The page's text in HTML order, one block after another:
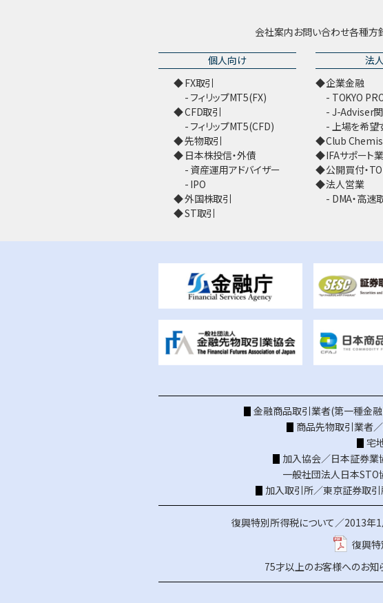
会社案内お問い合わせ各種方
個人向け
FX取引
フィリップMT5(FX)
CFD取引
フィリップMT5(CFD)
先物取引
日本株投信・外債
資産運用アドバイザー
IPO
外国株取引
ST取引
法
企業金融
TOKYO
J-Adviser
上場を希
Club
IFAサポート
公開買付・
法人営業
DMA・高速
金融商品取引業者(第一種金
商品先物取引業者
宅
加入協会／日本証券業
一般社団法人日本STO
加入取引所／東京証券取
復興特別所得税について／2013年1
復興特
75才以上のお客様へのお知